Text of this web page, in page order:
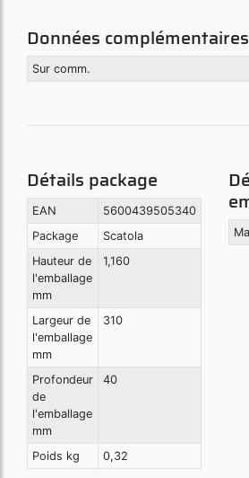
Données complémentaires
Sur comm.
Détails package
EAN
5600439505340
Package
Scatola
Hauteur de
l'emballage
mm
1,160
Largeur de
l'emballage
mm
310
Profondeur
de
l'emballage
mm
40
Poids kg 0,32